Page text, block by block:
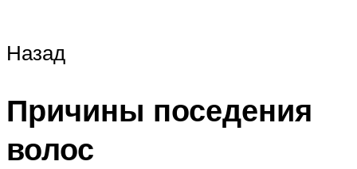
Назад
Причины поседения
волос